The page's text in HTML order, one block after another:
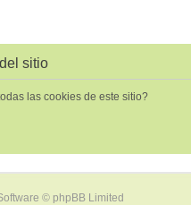
sitio
las cookies de este sitio?
© phpBB Limited